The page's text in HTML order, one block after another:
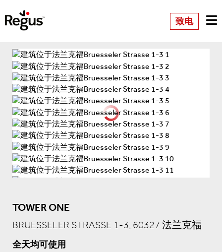
致电
TOWER ONE
BRUESSELER STRASSE 1-3, 60327 法兰克福
全天均可使用